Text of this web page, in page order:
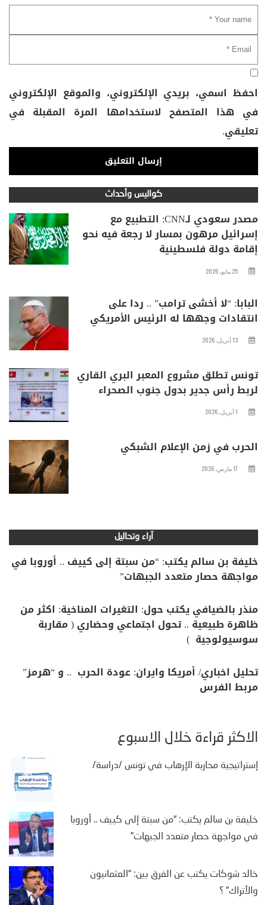
احفظ اسمي، بريدي الإلكتروني، والموقع الإلكتروني
في هذا المتصفح لاستخدامها المرة المقبلة في
تعليقي.
كواليس وأحداث
مصدر سعودي لـCNN: التطبيع مع
إسرائيل مرهون بمسار لا رجعة فيه نحو
إقامة دولة فلسطينية
25 مايو، 2026
البابا: “لا أخشى ترامب” .. ردا على
انتقادات وجهها له الرئيس الأمريكي
13 أبريل، 2026
تونس تطلق مشروع المعبر البري القاري
لربط رأس جدير بدول جنوب الصحراء
1 أبريل، 2026
الحرب في زمن الإعلام الشبكي
17 مارس، 2026
آراء وتحاليل
خليفة بن سالم يكتب: “من سبتة إلى كييف .. أوروبا في
مواجهة حصار متعدد الجبهات”
منذر بالضيافي يكتب حول: التغيرات المناخية: اكثر من
ظاهرة طبيعية .. تحول اجتماعي وحضاري ( مقاربة
سوسيولوجية )
تحليل اخباري/ أمريكا وايران: عودة الحرب .. و “هرمز”
مربط الفرس
الأكثر قراءة خلال الأسبوع
إستراتيجية محاربة الإرهاب في تونس /دراسة/
خليفة بن سالم يكتب: “من سبتة إلى كييف .. أوروبا
في مواجهة حصار متعدد الجبهات”
خالد شوكات يكتب عن الفرق بين: “العثمانيون
والأتراك” ؟